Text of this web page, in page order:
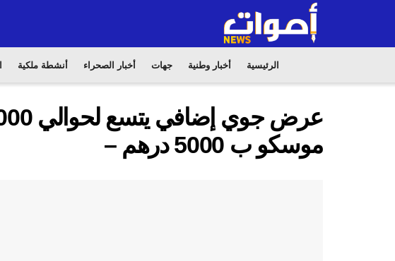
الرئيسية أخبار وطنية جهات أخبار الصحراء أنشطة ملكية
موسكو ب 5000 درهم –